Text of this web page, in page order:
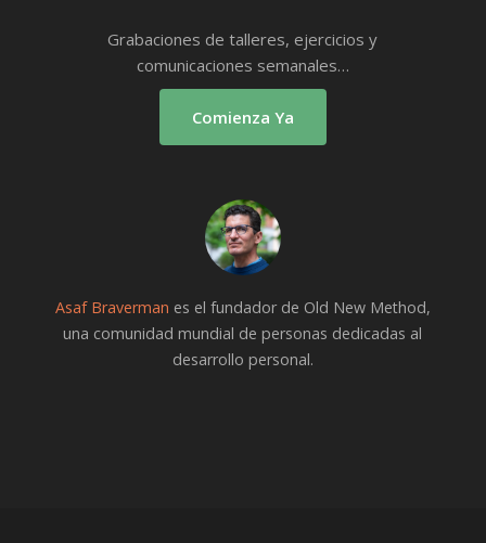
Grabaciones de talleres, ejercicios y
comunicaciones semanales…
Comienza Ya
Asaf Braverman es el fundador de Old New Method,
una comunidad mundial de personas dedicadas al
desarrollo personal.